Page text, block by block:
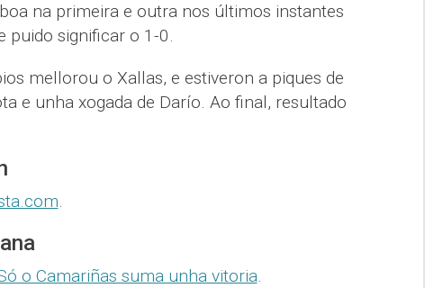
na primeira e outra nos últimos instantes
puido significar o 1-0.
mellorou o Xallas, e estiveron a piques de
e unha xogada de Darío. Ao final, resultado
.
o Camariñas suma unha vitoria.